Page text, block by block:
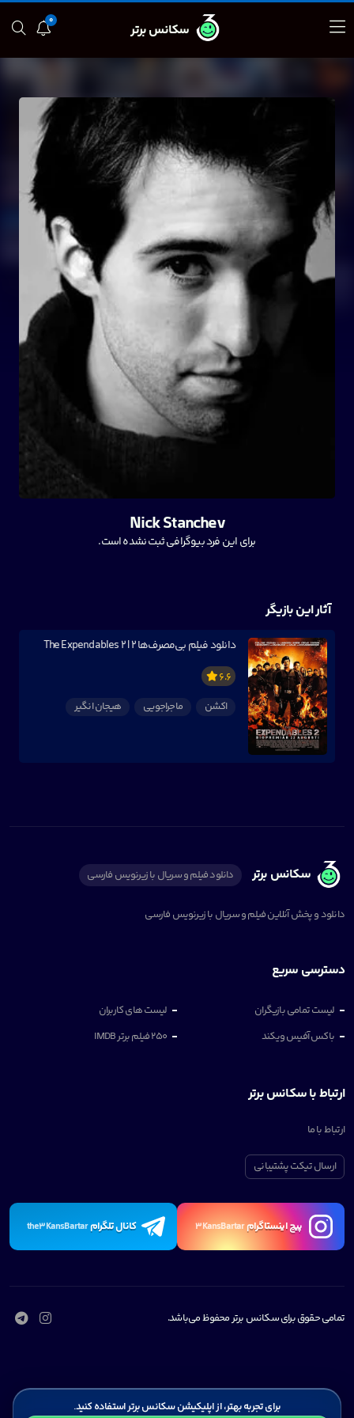
0
سکانس برتر
Nick Stanchev
برای این فرد بیوگرافی ثبت نشده است.
آثار این بازیگر
دانلود فیلم بی‌مصرف‌ها ۲ | The Expendables 2
6.6
اکشن
ماجراجویی هیجان انگیر
سکانس برتر دانلود فیلم و سریال با زیرنویس فارسی
دانلود و پخش آنلاین فیلم و سریال با زیرنویس فارسی
دسترسی سریع
لیست تمامی بازیگران
لیست های کاربران
باکس آفیس ویکند
250 فیلم برتر IMDB
ارتباط با سکانس برتر
ارتباط با ما
ارسال تیکت پشتیبانی
پیچ اینستاگرام3KansBartar کانال تلگرامthe3KansBartar
تمامی حقوق برای سکانس برتر محفوظ می‌باشد.
برای تجربه بهتر، از اپلیکیشن سکانس برتر استفاده کنید.